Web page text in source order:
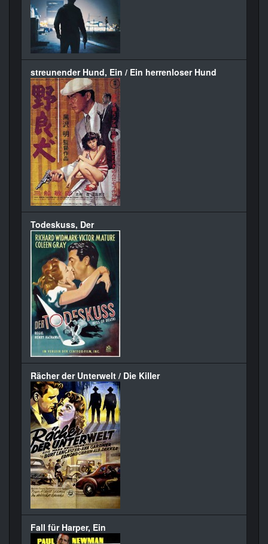
streunender Hund, Ein / Ein herrenloser Hund
Todeskuss, Der
Rächer der Unterwelt / Die Killer
Fall für Harper, Ein